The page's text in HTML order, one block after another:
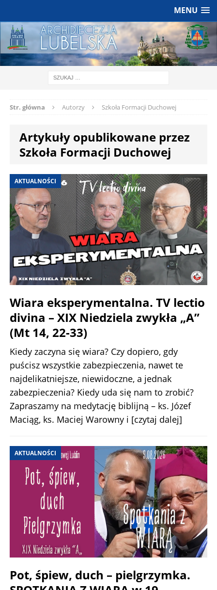
MENU
Str. główna Autorzy Szkoła Formacji Duchowej
Artykuły opublikowane przez
Szkoła Formacji Duchowej
AKTUALNOŚCI
Wiara eksperymentalna. TV lectio
divina – XIX Niedziela zwykła „A”
(Mt 14, 22-33)
Kiedy zaczyna się wiara? Czy dopiero, gdy
puścisz wszystkie zabezpieczenia, nawet te
najdelikatniejsze, niewidoczne, a jednak
zabezpieczenia? Kiedy uda się nam to zrobić?
Zapraszamy na medytację biblijną – ks. Józef
Maciąg, ks. Maciej Warowny i [czytaj dalej]
AKTUALNOŚCI
Pot, śpiew, duch – pielgrzymka.